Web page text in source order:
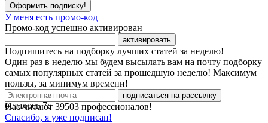
Оформить подписку!
У меня есть промо-код
Промо-код успешно активирован
активировать
Подпишитесь на подборку лучших статей за неделю!
Один раз в неделю мы будем высылать вам на почту подборку
самых популярных статей за прошедшую неделю! Максимум
пользы, за минимум времени!
подписаться на рассылку
Нас читают 39503 профессионалов!
Спасибо, я уже подписан!
осталось7с